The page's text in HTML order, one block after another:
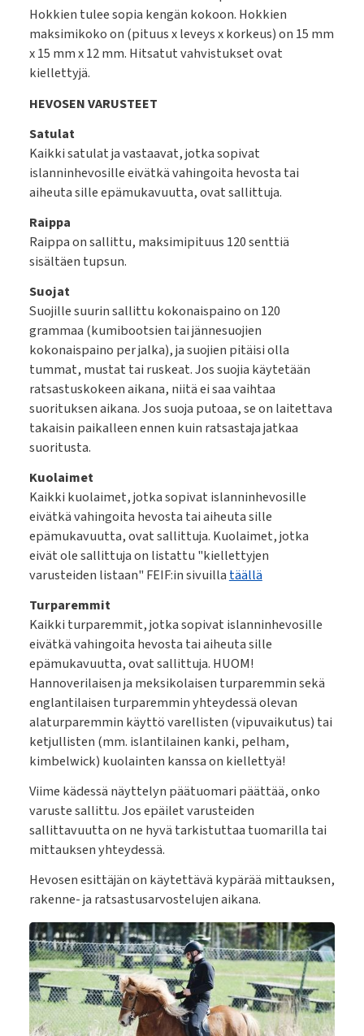
Hokkien tulee sopia kengän kokoon. Hokkien
maksimikoko on (pituus x leveys x korkeus) on 15 mm
x 15 mm x 12 mm. Hitsatut vahvistukset ovat
kiellettyjä.
HEVOSEN VARUSTEET
Satulat
Kaikki satulat ja vastaavat, jotka sopivat
islanninhevosille eivätkä vahingoita hevosta tai
aiheuta sille epämukavuutta, ovat sallittuja.
Raippa
Raippa on sallittu, maksimipituus 120 senttiä
sisältäen tupsun.
Suojat
Suojille suurin sallittu kokonaispaino on 120
grammaa (kumibootsien tai jännesuojien
kokonaispaino per jalka), ja suojien pitäisi olla
tummat, mustat tai ruskeat. Jos suojia käytetään
ratsastuskokeen aikana, niitä ei saa vaihtaa
suorituksen aikana. Jos suoja putoaa, se on laitettava
takaisin paikalleen ennen kuin ratsastaja jatkaa
suoritusta.
Kuolaimet
Kaikki kuolaimet, jotka sopivat islanninhevosille
eivätkä vahingoita hevosta tai aiheuta sille
epämukavuutta, ovat sallittuja. Kuolaimet, jotka
eivät ole sallittuja on listattu "kiellettyjen
varusteiden listaan" FEIF:in sivuillatäällä
Turparemmit
Kaikki turparemmit, jotka sopivat islanninhevosille
eivätkä vahingoita hevosta tai aiheuta sille
epämukavuutta, ovat sallittuja. HUOM!
Hannoverilaisen ja meksikolaisen turparemmin sekä
englantilaisen turparemmin yhteydessä olevan
alaturparemmin käyttö varellisten (vipuvaikutus) tai
ketjullisten (mm. islantilainen kanki, pelham,
kimbelwick) kuolainten kanssa on kiellettyä!
Viime kädessä näyttelyn päätuomari päättää, onko
varuste sallittu. Jos epäilet varusteiden
sallittavuutta on ne hyvä tarkistuttaa tuomarilla tai
mittauksen yhteydessä.
Hevosen esittäjän on käytettävä kypärää mittauksen,
rakenne- ja ratsastusarvostelujen aikana.